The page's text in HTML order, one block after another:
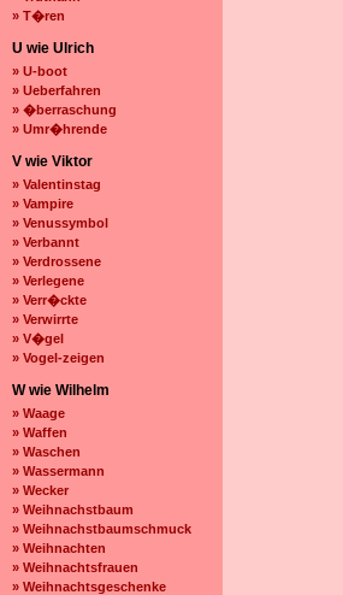
» T�ren
U wie Ulrich
» U-boot
» Ueberfahren
» �berraschung
» Umr�hrende
V wie Viktor
» Valentinstag
» Vampire
» Venussymbol
» Verbannt
» Verdrossene
» Verlegene
» Verr�ckte
» Verwirrte
» V�gel
» Vogel-zeigen
W wie Wilhelm
» Waage
» Waffen
» Waschen
» Wassermann
» Wecker
» Weihnachstbaum
» Weihnachstbaumschmuck
» Weihnachten
» Weihnachtsfrauen
» Weihnachtsgeschenke